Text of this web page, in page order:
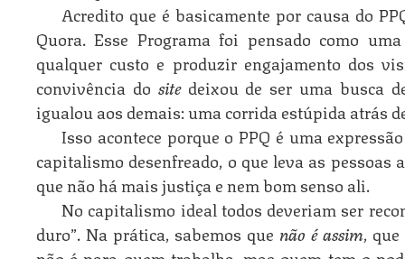
Acredito que é basicamente por causa do
Quora. Esse Programa foi pensado como
qualquer custo e produzir engajamento dos
convivência do sitedeixou de ser uma busca
igualou aos demais: uma corrida estúpida atrás
Isso acontece porque o PPQ é uma
capitalismo desenfreado, o que leva as pessoas
que não há mais justiça e nem bom senso ali.
No capitalismo ideal todos deveriam ser
duro”. Na prática, sabemos que não é assim,